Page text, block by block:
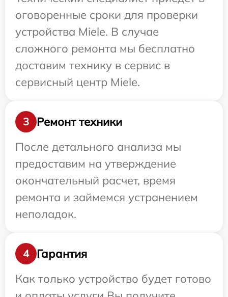
оговоренные сроки для проверки
устройства Miele. В случае
сложного ремонта мы бесплатно
доставим технику в сервис в
сервисный центр Miele.
3
Ремонт техники
После детального анализа мы
предоставим на утверждение
окончательный расчет, время
ремонта и займемся устранением
неполадок.
4
Гарантия
Как только устройство будет готово